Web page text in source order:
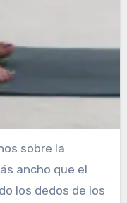
sobre la
ancho que el
los dedos de los